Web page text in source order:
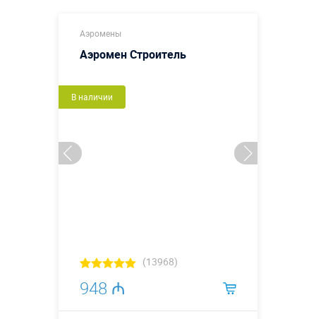
Аэромены
Аэромен Строитель
В наличии
(13968)
948 ₼